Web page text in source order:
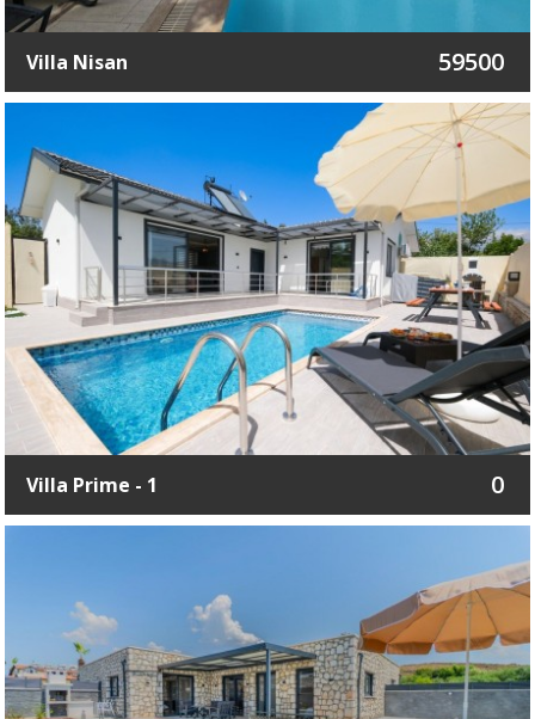
Villa Nisan 59500
Villa Prime - 1 0